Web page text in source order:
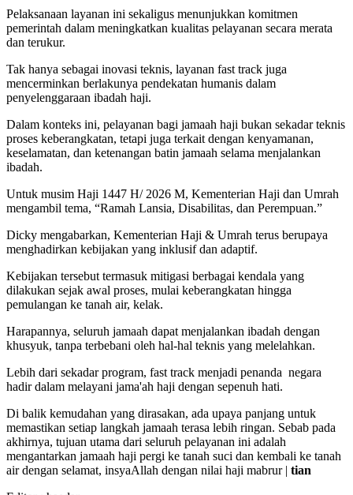
Pelaksanaan layanan ini sekaligus menunjukkan komitmen
pemerintah dalam meningkatkan kualitas pelayanan secara merata
dan terukur.
Tak hanya sebagai inovasi teknis, layanan fast track juga
mencerminkan berlakunya pendekatan humanis dalam
penyelenggaraan ibadah haji.
Dalam konteks ini, pelayanan bagi jamaah haji bukan sekadar teknis
proses keberangkatan, tetapi juga terkait dengan kenyamanan,
keselamatan, dan ketenangan batin jamaah selama menjalankan
ibadah.
Untuk musim Haji 1447 H/ 2026 M, Kementerian Haji dan Umrah
mengambil tema, “Ramah Lansia, Disabilitas, dan Perempuan.”
Dicky mengabarkan, Kementerian Haji & Umrah terus berupaya
menghadirkan kebijakan yang inklusif dan adaptif.
Kebijakan tersebut termasuk mitigasi berbagai kendala yang
dilakukan sejak awal proses, mulai keberangkatan hingga
pemulangan ke tanah air, kelak.
Harapannya, seluruh jamaah dapat menjalankan ibadah dengan
khusyuk, tanpa terbebani oleh hal-hal teknis yang melelahkan.
Lebih dari sekadar program, fast track menjadi penanda negara
hadir dalam melayani jama'ah haji dengan sepenuh hati.
Di balik kemudahan yang dirasakan, ada upaya panjang untuk
memastikan setiap langkah jamaah terasa lebih ringan. Sebab pada
akhirnya, tujuan utama dari seluruh pelayanan ini adalah
mengantarkan jamaah haji pergi ke tanah suci dan kembali ke tanah
air dengan selamat, insyaAllah dengan nilai haji mabrur | tian